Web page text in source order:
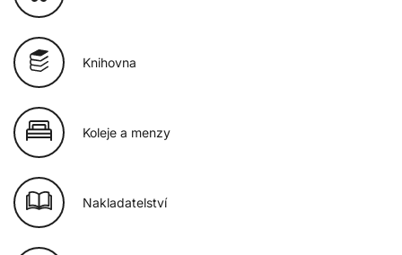
Knihovna
Koleje a menzy
Nakladatelství